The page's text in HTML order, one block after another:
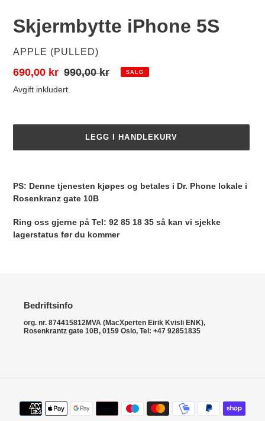
Skjermbytte iPhone 5S
SELGER
APPLE (PULLED)
Salgspris
690,00 kr Vanlig
pris
990,00 kr SALG
Avgift inkludert.
LEGG I HANDLEKURV
handlekurven
PS: Denne tjenesten kjøpes og betales i Dr. Phone lokale i
Rosenkranz gate 10B
Ring oss gjerne på Tel: 92 85 18 35 så kan vi sjekke
lagerstatus før du kommer
Bedriftsinfo
org. nr. 874415812MVA (MacXperten Eirik Kvisli ENK),
Rosenkrantz gate 10B, 0159 Oslo, Tel: +47 92851835
Betalingsmetoder